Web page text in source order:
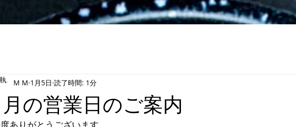
の営業日のご案内
M M 1月5日 読了時間: 1分
ありがとうございます。